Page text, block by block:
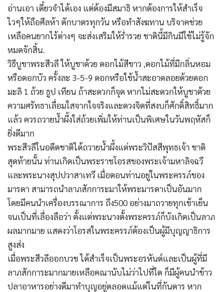
อ่านเอา เดี๋ยวจำได้เอง แต่ต้องมีสมาธิ หากต้องการให้สำเร็จ
ไวๆให้ถือศีลห้า ตักบาตรทุกวัน หรือทำสังฆทาน บริจาคช่วย
เหลือคนยากไร้ต่างๆ จะส่งเสริมให้ร่ำรวย ชาตินี้มีกินมีใช้ไม่รู้จัก
หมดจักสิ้น.
วิธีบูชาพระสีวลี ให้บูชาด้วย ดอกไม้สีขาว ,ดอกไม้ที่มีกลิ่นหอม
หรือดอกบัว ครั้งละ 3-5-9 ดอกหรือใช้น้ำสะอาดลอยด้วยดอก
มะลิ 1 ถ้วย ธูป เทียน ถ้าสะดวกก็จุด หากไม่สะดวกให้บูชาด้วย
ความศรัทธาเลื่อมใสจากใจจริงและดวงจิตที่สงบก็ศักดิ์สิทธิ์มาก
แล้ว ควรถวายน้ำผึ้งใส่ถ้วยเพิ่มให้ท่านเป็นพิเศษในวันพฤหัสก็
ยิ่งดีมาก
พระสีวลีในอดีตชาติได้ถวายน้ำผึ้งแด่พระวิปัสสีพุทธเจ้า ชาติ
สุดท้ายนั้น ท่านเกิดเป็นพระราชโอรสของพระเจ้ามหาลิจฉวี
และพระนางสุปปวาสาเทวี เมื่อตอนท่านอยู่ในพระครรภ์ของ
มารดา สามารถนำลาภสักการะมาให้พระมารดาเป็นอันมาก
โดยมีคนนำเครื่องบรรณาการ ถึง500 อย่างมาถวายทุกเช้าเย็น
จนเป็นที่เลื่องลือว่า ตั้งแต่พระนางตั้งพระครรภ์ก็บังเกิดเป็นลาภ
ผลมากมาย แสดงว่าโอรสในพระครรภ์ต้องเป็นผู้มีบุญญาธิการ
สูงส่ง
เมื่อพระสีวลีออกบวช ได้สำเร็จเป็นพระอรหันต์และเป็นผู้ที่มี
ลาภสักการะมากมายเหลือคณานับไม่ว่าไปที่ใด ก็มีผู้คนนำข้าว
ปลาอาหารอย่างดีมาทำบุญอยู่ตลอดแม้แต่ในที่กันดาร หาก